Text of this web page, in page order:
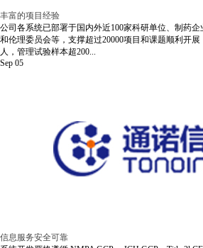
丰富的项目经验
公司各系统已部署于国内外近100家科研单位、制药
和伦理委员会等，支撑超过20000项目和课题顺利开
人，管理试验样本超200...
Sep 05
信息服务安全可靠